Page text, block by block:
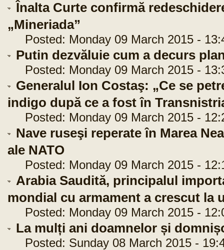
Înalta Curte confirmă
„Mineriada”
Posted: Monday 09 March 2015 -
Putin dezvăluie cum a decurs
Posted: Monday 09 March 2015 -
Generalul Ion Costaş: „Ce se
indigo după ce a fost în
Posted: Monday 09 March 2015 -
Nave ruseşi reperate în Marea
ale NATO
Posted: Monday 09 March 2015 -
Arabia Saudită, principalul
mondial cu armament a crescut la
Posted: Monday 09 March 2015 -
La mulți ani doamnelor și
Posted: Sunday 08 March 2015 -